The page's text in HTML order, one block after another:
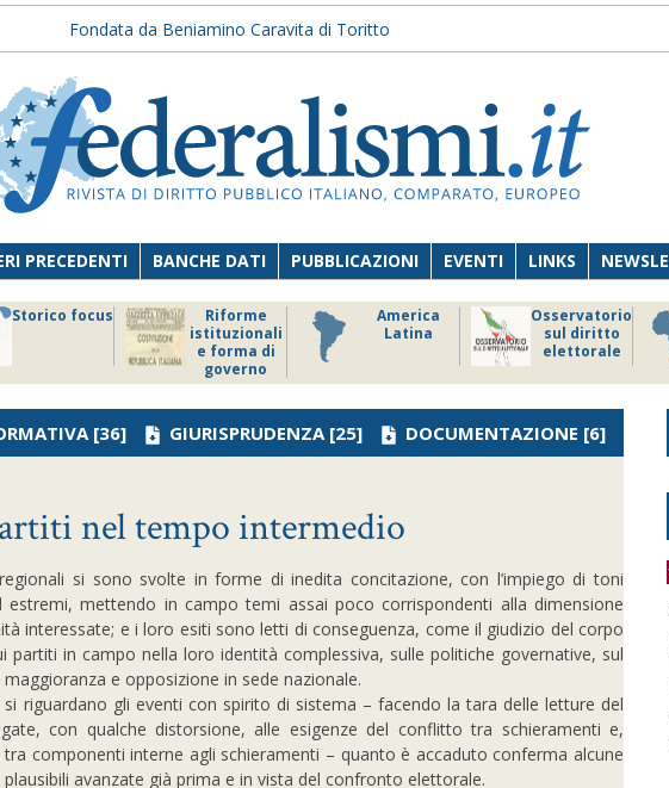
Fondata da Beniamino Caravita di Toritto
PRECEDENTI BANCHE DATI PUBBLICAZIONI EVENTI LINKS
Storico focus
Riforme
istituzionali
e forma di
governo
America
Latina
Osservatorio
sul diritto
elettorale
[36] GIURISPRUDENZA[25] DOCUMENTAZIONE [6]
nel tempo intermedio
si sono svolte in forme di inedita concitazione, con l’impiego di toni
estremi, mettendo in campo temi assai poco corrispondenti alla dimensione
interessate; e i loro esiti sono letti di conseguenza, come il giudizio del corpo
partiti in campo nella loro identità complessiva, sulle politiche governative, sul
e opposizione in sede nazionale.
riguardano gli eventi con spirito di sistema – facendo la tara delle letture del
con qualche distorsione, alle esigenze del conflitto tra schieramenti e,
componenti interne agli schieramenti – quanto è accaduto conferma alcune
avanzate già prima e in vista del confronto elettorale.